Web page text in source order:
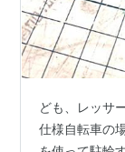
ども、レッサ
仕様自転車の